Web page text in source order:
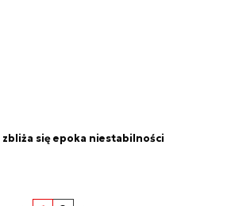
zbliża się epoka niestabilności